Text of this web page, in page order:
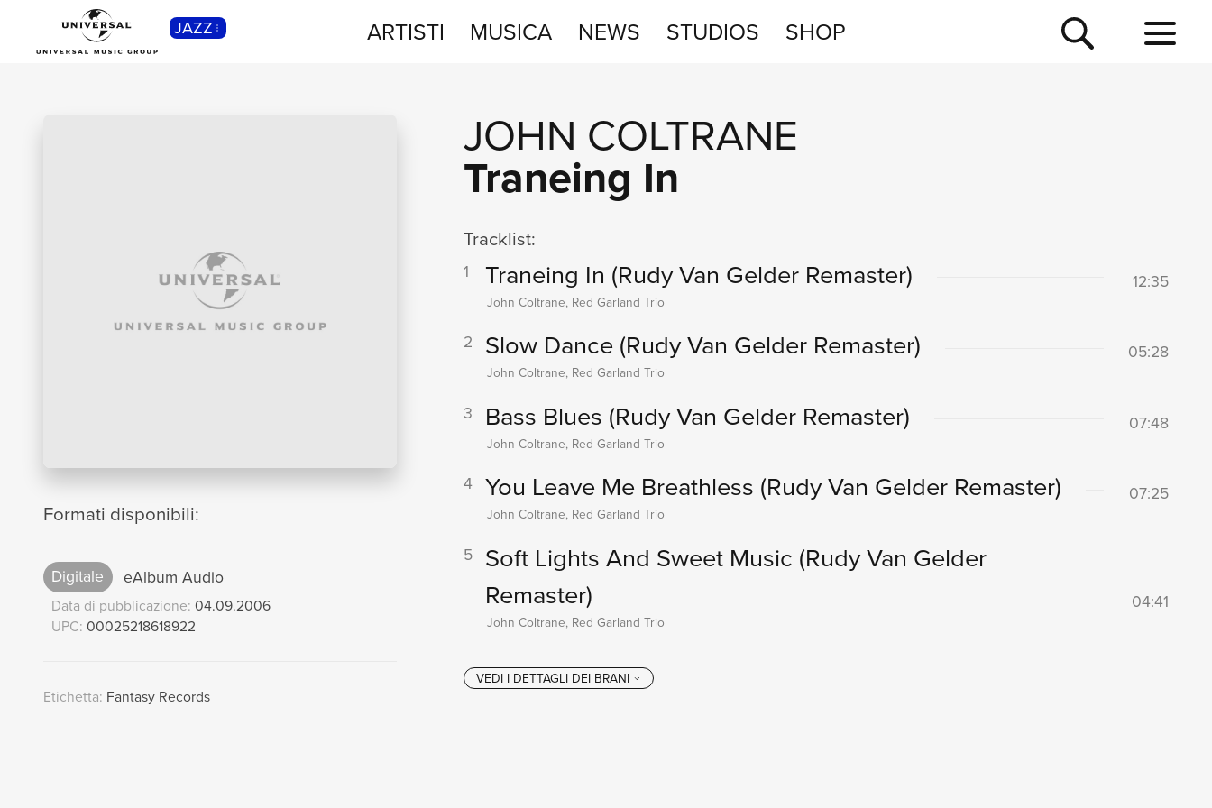
JAZZ ARTISTI MUSICA NEWS STUDIOS SHOP
Formati disponibili:
Digitale eAlbum Audio
Data di pubblicazione: 04.09.2006
UPC: 00025218618922
Etichetta: Fantasy Records
JOHN COLTRANE
Traneing In
Tracklist:
1 Traneing In (Rudy Van Gelder Remaster) 12:35
John Coltrane, Red Garland Trio
2 Slow Dance(Rudy Van Gelder Remaster) 05:28
John Coltrane, Red Garland Trio
3 Bass Blues (Rudy Van Gelder Remaster) 07:48
John Coltrane, Red Garland Trio
4 You Leave Me Breathless (Rudy Van Gelder Remaster) 07:25
John Coltrane, Red Garland Trio
5 Soft Lights And Sweet Music (Rudy Van Gelder
Remaster)
04:41
John Coltrane, Red Garland Trio
CLASSICA
SHOP